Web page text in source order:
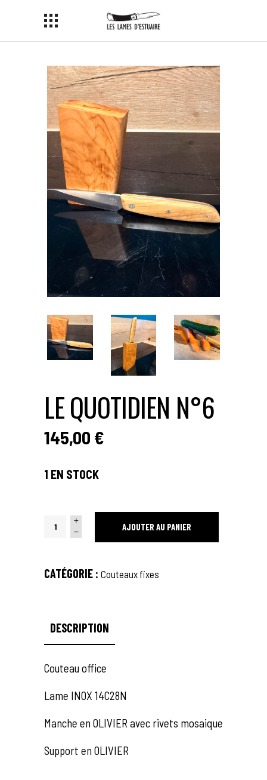
LE QUOTIDIEN N°6
145,00 €
1 EN STOCK
QUOTIDIEN
quantity
AJOUTER AU PANIER
CATÉGORIE : Couteaux fixes
DESCRIPTION
Couteau office
Lame INOX 14C28N
Manche en OLIVIER avec rivets mosaique
Support en OLIVIER